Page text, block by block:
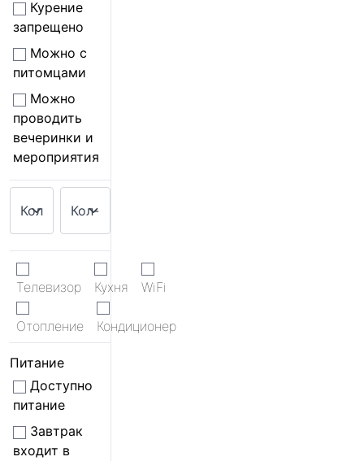
Курение
запрещено
Можно с
питомцами
Можно
проводить
вечеринки и
мероприятия
Телевизор Кухня WiFi
Отопление Кондиционер
Питание
Доступно
питание
Завтрак
входит в